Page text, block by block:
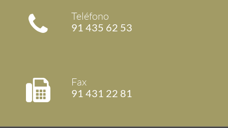
Teléfono
91 435 62 53
Fax
91 431 22 81